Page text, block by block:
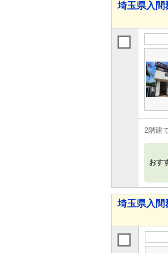
埼玉県入間
2階建
おす
埼玉県入間